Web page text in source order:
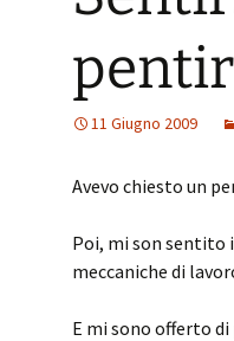
11 Giugno 2009
Avevo chiesto un
Poi, mi son sentito
meccaniche di
E mi sono offerto